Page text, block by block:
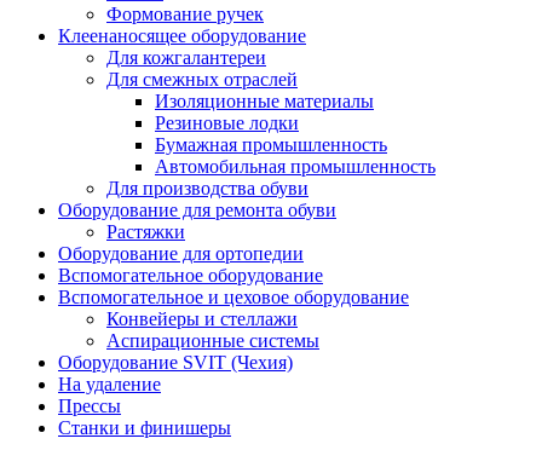
Формование ручек
Клеенаносящее оборудование
Для кожгалантереи
Для смежных отраслей
Изоляционные материалы
Резиновые лодки
Бумажная промышленность
Автомобильная промышленность
Для производства обуви
Оборудование для ремонта обуви
Растяжки
Оборудование для ортопедии
Вспомогательное оборудование
Вспомогательное и цеховое оборудование
Конвейеры и стеллажи
Аспирационные системы
Оборудование SVIT (Чехия)
На удаление
Прессы
Станки и финишеры